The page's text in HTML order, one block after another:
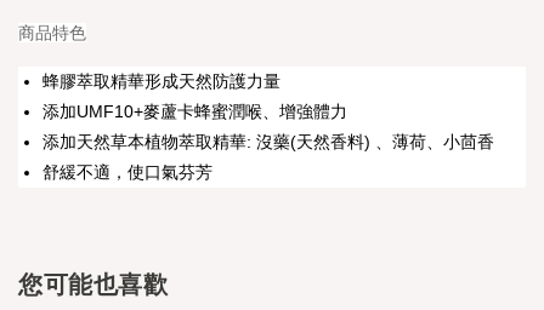
商品特色
蜂膠萃取精華形成天然防護力量
添加UMF10+麥蘆卡蜂蜜潤喉、增強體力
添加天然草本植物萃取精華: 沒藥(天然香料) 、薄荷、小茴香
舒緩不適，使口氣芬芳
您可能也喜歡